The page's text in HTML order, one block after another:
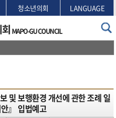
청소년의회 LANGUAGE
MAPO-GU COUNCIL
및 보행환경 개선에 관한 조례 일
』 입법예고